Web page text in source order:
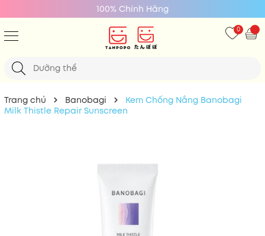
100% Chính Hãng
0
Trang chủ Banobagi
Kem Chống Nắng Banobagi
Milk Thistle Repair Sunscreen